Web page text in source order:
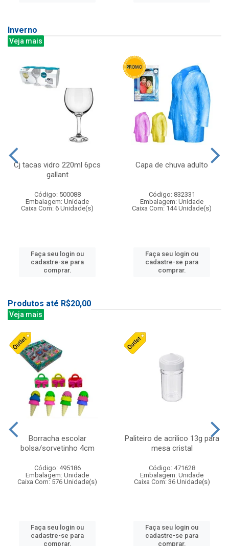
Inverno
Veja mais
Cj tacas vidro 220ml 6pcs
gallant
Código: 500088
Embalagem: Unidade
Caixa Com: 6 Unidade(s)
Faça seu login ou
cadastre-se para
comprar.
Capa de chuva adulto
Código: 832331
Embalagem: Unidade
Caixa Com: 144 Unidade(s)
Faça seu login ou
cadastre-se para
comprar.
Produtos até R$20,00
Veja mais
Borracha escolar
bolsa/sorvetinho 4cm
Código: 495186
Embalagem: Unidade
Caixa Com: 576 Unidade(s)
Faça seu login ou
cadastre-se para
comprar.
Paliteiro de acrilico 13g para
mesa cristal
Código: 471628
Embalagem: Unidade
Caixa Com: 36 Unidade(s)
Faça seu login ou
cadastre-se para
comprar.